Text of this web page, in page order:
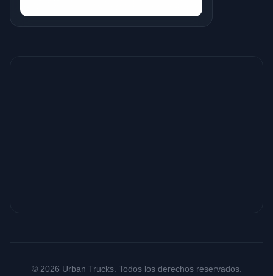
© 2026 Urban Trucks. Todos los derechos reservados.